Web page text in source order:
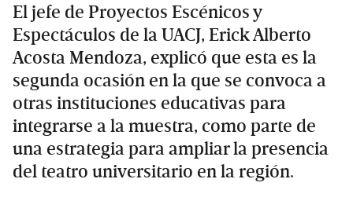
El jefe de Proyectos Escénicos y
Espectáculos de la UACJ, Erick Alberto
Acosta Mendoza, explicó que esta es la
segunda ocasión en la que se convoca a
otras instituciones educativas para
integrarse a la muestra, como parte de
una estrategia para ampliar la presencia
del teatro universitario en la región.